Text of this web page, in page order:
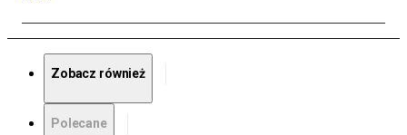
Zobacz również
Polecane